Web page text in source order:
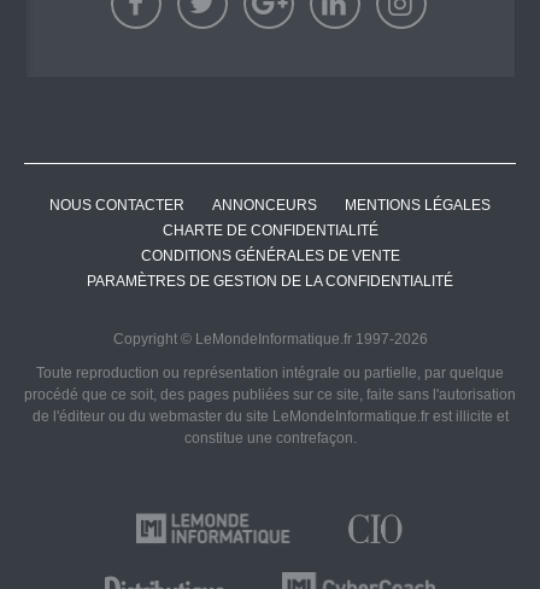
NOUS CONTACTER ANNONCEURS
MENTIONS LÉGALES
CHARTE DE CONFIDENTIALITÉ
CONDITIONS GÉNÉRALES DE VENTE
PARAMÈTRES DE GESTION DE LA CONFIDENTIALITÉ
Copyright © LeMondeInformatique.fr 1997-2026
Toute reproduction ou représentation intégrale ou partielle, par quelque
procédé que ce soit, des pages publiées sur ce site, faite sans l'autorisation
de l'éditeur ou du webmaster du site LeMondeInformatique.fr est illicite et
constitue une contrefaçon.